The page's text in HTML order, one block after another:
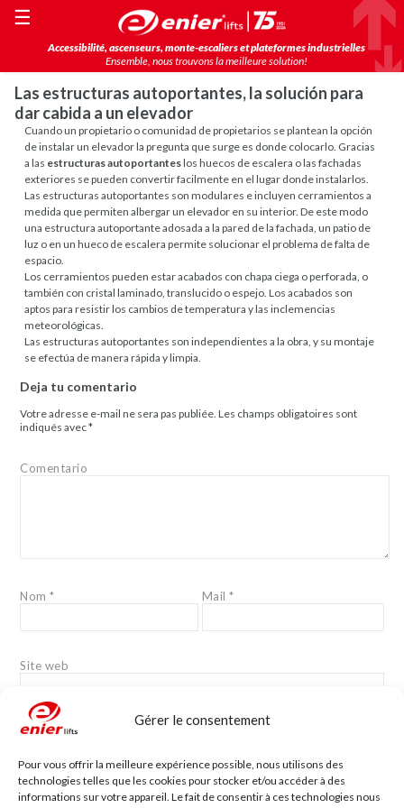
Gérer le consentement
Pour vous offrir la meilleure expérience possible, nous utilisons des
technologies telles que les cookies pour stocker et/ou accéder à des
informations sur votre appareil. Le fait de consentir à ces technologies nous
Accessibilité, ascenseurs, monte-escaliers et plateformes industrielles
Ensemble, nous trouvons la meilleure solution!
☰
Las estructuras autoportantes, la solución para
dar cabida a un elevador
Cuando un propietario o comunidad de propietarios se plantean la opción
de instalar un elevador la pregunta que surge es donde colocarlo. Gracias
a las estructuras autoportanteslos huecos de escalera o las fachadas
exteriores se pueden convertir facilmente en el lugar donde instalarlos.
Las estructuras autoportantes son modulares e incluyen cerramientos a
medida que permiten albergar un elevador en su interior. De este modo
una estructura autoportante adosada a la pared de la fachada, un patio de
luz o en un hueco de escalera permite solucionar el problema de falta de
espacio.
Los cerramientos pueden estar acabados con chapa ciega o perforada, o
también con cristal laminado, translucido o espejo. Los acabados son
aptos para resistir los cambios de temperatura y las inclemencias
meteorológicas.
Las estructuras autoportantes son independientes a la obra, y su montaje
se efectúa de manera rápida y limpia.
Deja tu comentario
Votre adresse e-mail ne sera pas publiée. Les champs obligatoires sont
indiqués avec*
Comentario
Nom* Mail*
Site web